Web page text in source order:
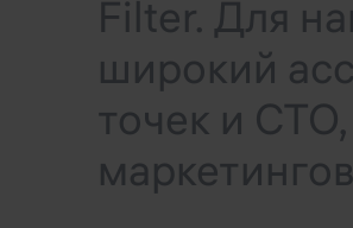
Filter. Для
широкий
точек и